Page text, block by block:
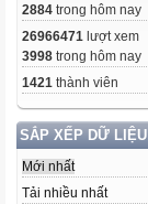
2884 trong hôm nay
26966471 lượt xem
3998 trong hôm nay
1421 thành viên
SẮP XẾP DỮ LIỆU
Mới nhất
Tải nhiều nhất